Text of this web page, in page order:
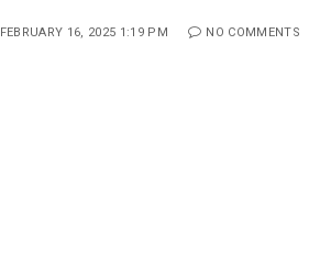
FEBRUARY 16, 2025 1:19 PM NO COMMENTS